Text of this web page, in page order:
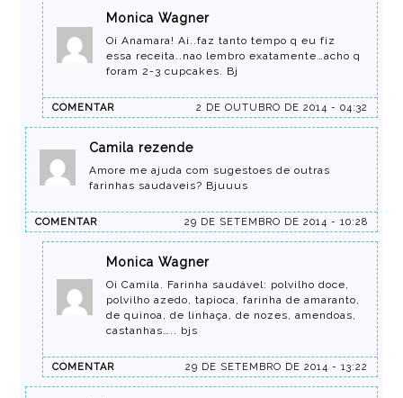
Monica Wagner
Oi Anamara! Ai..faz tanto tempo q eu fiz
essa receita..nao lembro exatamente…acho q
foram 2-3 cupcakes. Bj
2 DE OUTUBRO DE 2014 - 04:32
COMENTAR
Camila rezende
Amore me ajuda com sugestoes de outras
farinhas saudaveis? Bjuuus
29 DE SETEMBRO DE 2014 - 10:28
COMENTAR
Monica Wagner
Oi Camila. Farinha saudável: polvilho doce,
polvilho azedo, tapioca, farinha de amaranto,
de quinoa, de linhaça, de nozes, amendoas,
castanhas….. bjs
29 DE SETEMBRO DE 2014 - 13:22
COMENTAR